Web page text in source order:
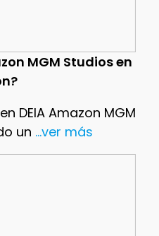
MGM Studios en
DEIA Amazon MGM
un ...ver más